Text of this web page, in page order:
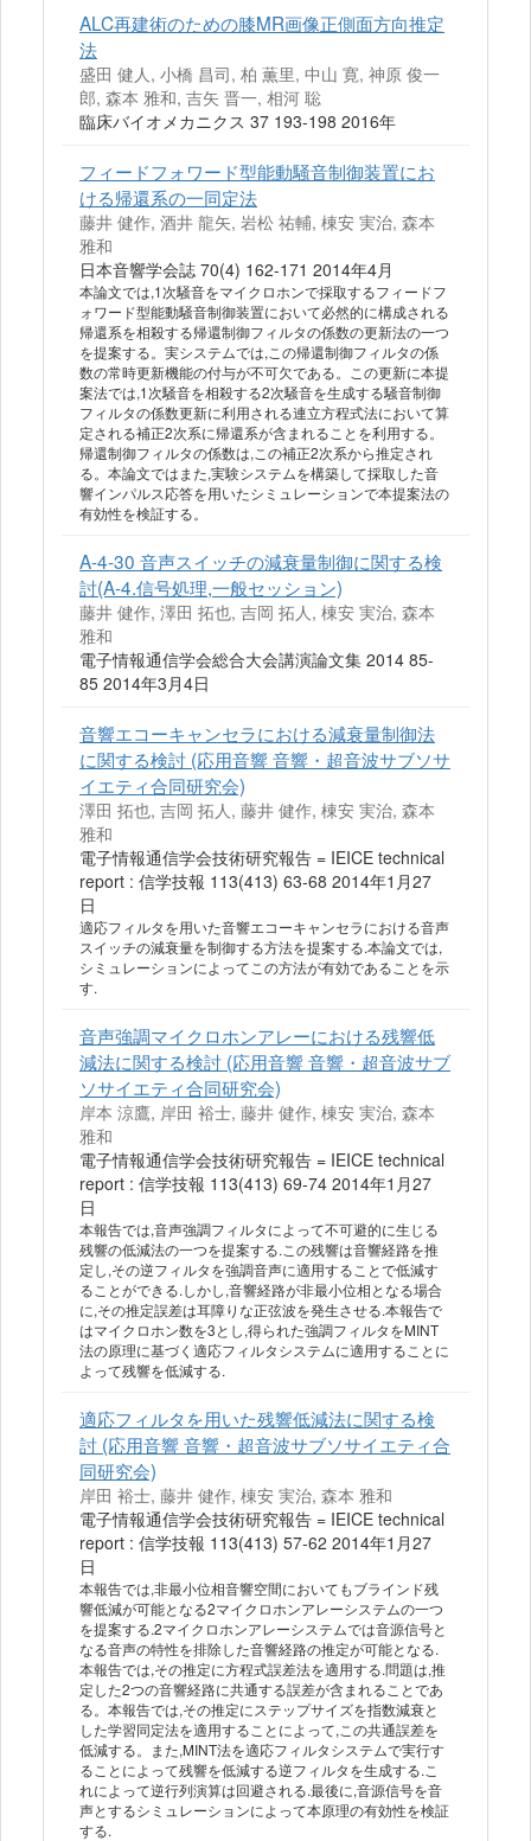
ALC再建術のための膝MR画像正側面方向推定
法
盛田 健人, 小橋 昌司, 柏 薫里, 中山 寛, 神原 俊一
郎, 森本 雅和, 吉矢 晋一, 相河 聡
臨床バイオメカニクス 37 193-198 2016年
フィードフォワード型能動騒音制御装置にお
ける帰還系の一同定法
藤井 健作, 酒井 龍矢, 岩松 祐輔, 棟安 実治, 森本
雅和
日本音響学会誌 70(4) 162-171 2014年4月
本論文では,1次騒音をマイクロホンで採取するフィードフ
ォワード型能動騒音制御装置において必然的に構成される
帰還系を相殺する帰還制御フィルタの係数の更新法の一つ
を提案する。実システムでは,この帰還制御フィルタの係
数の常時更新機能の付与が不可欠である。この更新に本提
案法では,1次騒音を相殺する2次騒音を生成する騒音制御
フィルタの係数更新に利用される連立方程式法において算
定される補正2次系に帰還系が含まれることを利用する。
帰還制御フィルタの係数は,この補正2次系から推定され
る。本論文ではまた,実験システムを構築して採取した音
響インパルス応答を用いたシミュレーションで本提案法の
有効性を検証する。
A-4-30 音声スイッチの減衰量制御に関する検
討(A-4.信号処理,一般セッション)
藤井 健作, 澤田 拓也, 吉岡 拓人, 棟安 実治, 森本
雅和
電子情報通信学会総合大会講演論文集 2014 85-
85 2014年3月4日
音響エコーキャンセラにおける減衰量制御法
に関する検討 (応用音響 音響・超音波サブソサ
イエティ合同研究会)
澤田 拓也, 吉岡 拓人, 藤井 健作, 棟安 実治, 森本
雅和
電子情報通信学会技術研究報告 = IEICE technical
report : 信学技報 113(413) 63-68 2014年1月27
日
適応フィルタを用いた音響エコーキャンセラにおける音声
スイッチの減衰量を制御する方法を提案する.本論文では,
シミュレーションによってこの方法が有効であることを示
す.
音声強調マイクロホンアレーにおける残響低
減法に関する検討 (応用音響 音響・超音波サブ
ソサイエティ合同研究会)
岸本 涼鷹, 岸田 裕士, 藤井 健作, 棟安 実治, 森本
雅和
電子情報通信学会技術研究報告 = IEICE technical
report : 信学技報 113(413) 69-74 2014年1月27
日
本報告では,音声強調フィルタによって不可避的に生じる
残響の低減法の一つを提案する.この残響は音響経路を推
定し,その逆フィルタを強調音声に適用することで低減す
ることができる.しかし,音響経路が非最小位相となる場合
に,その推定誤差は耳障りな正弦波を発生させる.本報告で
はマイクロホン数を3とし,得られた強調フィルタをMINT
法の原理に基づく適応フィルタシステムに適用することに
よって残響を低減する.
適応フィルタを用いた残響低減法に関する検
討 (応用音響 音響・超音波サブソサイエティ合
同研究会)
岸田 裕士, 藤井 健作, 棟安 実治, 森本 雅和
電子情報通信学会技術研究報告 = IEICE technical
report : 信学技報 113(413) 57-62 2014年1月27
日
本報告では,非最小位相音響空間においてもブラインド残
響低減が可能となる2マイクロホンアレーシステムの一つ
を提案する.2マイクロホンアレーシステムでは音源信号と
なる音声の特性を排除した音響経路の推定が可能となる.
本報告では,その推定に方程式誤差法を適用する.問題は,推
定した2つの音響経路に共通する誤差が含まれることであ
る。本報告では,その推定にステップサイズを指数減衰と
した学習同定法を適用することによって,この共通誤差を
低減する。また,MINT法を適応フィルタシステムで実行す
ることによって残響を低減する逆フィルタを生成する.こ
れによって逆行列演算は回避される.最後に,音源信号を音
声とするシミュレーションによって本原理の有効性を検証
する.